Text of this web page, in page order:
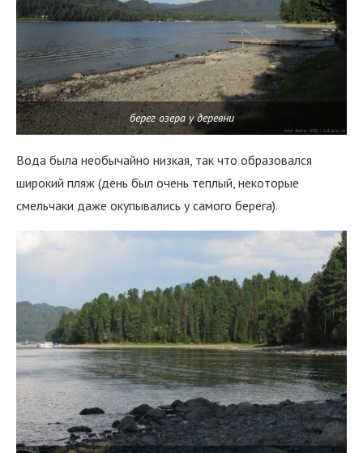
берег озера у деревни
Вода была необычайно низкая, так что образовался
широкий пляж (день был очень теплый, некоторые
смельчаки даже окупывались у самого берега).